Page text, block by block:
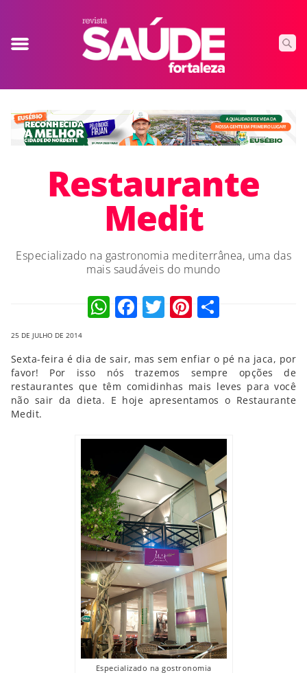
Restaurante
Medit
Especializado na gastronomia mediterrânea, uma das
mais saudáveis do mundo
WhatsApp
Facebook
TwitterPinterest
25 DE JULHO DE 2014
Sexta-feira é dia de sair, mas sem enfiar o pé na jaca, por
favor! Por isso nós trazemos sempre opções de
restaurantes que têm comidinhas mais leves para você
não sair da dieta. E hoje apresentamos o Restaurante
Medit.
Especializado na gostronomia